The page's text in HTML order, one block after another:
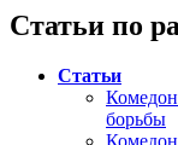
Статьи по
Статьи
борьбы